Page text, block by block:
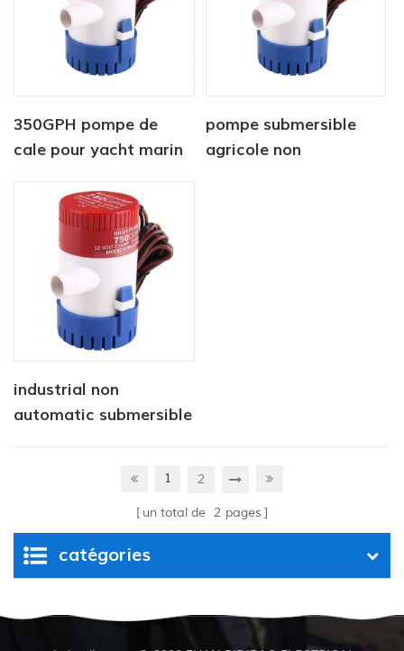
350GPH pompe de
cale pour yacht marin
pompe submersible
agricole non
industrial non
automatic submersible
1 2
un total de 2 pages
catégories